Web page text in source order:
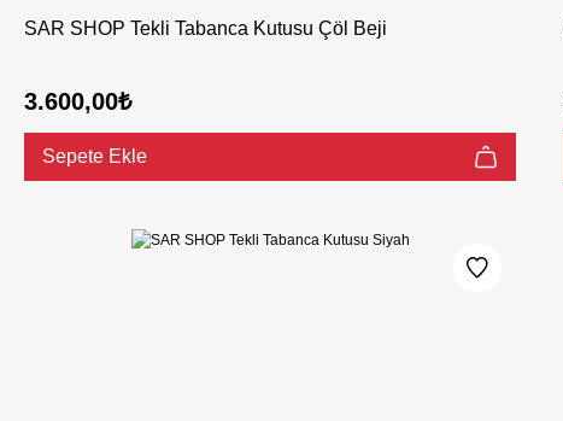
SAR SHOP Tekli Tabanca Kutusu Çöl Beji
3.600,00₺
Sepete Ekle